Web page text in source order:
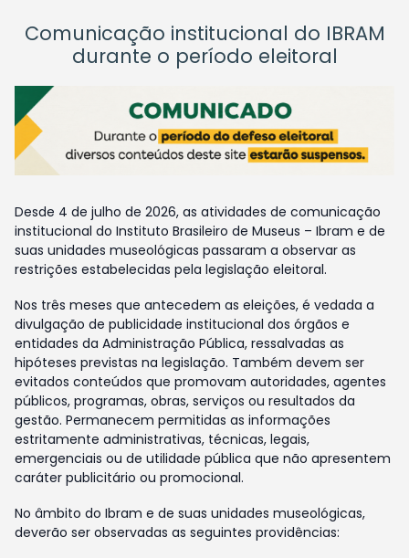
Comunicação institucional do IBRAM
durante o período eleitoral
Desde 4 de julho de 2026, as atividades de comunicação
institucional do Instituto Brasileiro de Museus – Ibram e de
suas unidades museológicas passaram a observar as
restrições estabelecidas pela legislação eleitoral.
Nos três meses que antecedem as eleições, é vedada a
divulgação de publicidade institucional dos órgãos e
entidades da Administração Pública, ressalvadas as
hipóteses previstas na legislação. Também devem ser
evitados conteúdos que promovam autoridades, agentes
públicos, programas, obras, serviços ou resultados da
gestão. Permanecem permitidas as informações
estritamente administrativas, técnicas, legais,
emergenciais ou de utilidade pública que não apresentem
caráter publicitário ou promocional.
No âmbito do Ibram e de suas unidades museológicas,
deverão ser observadas as seguintes providências: